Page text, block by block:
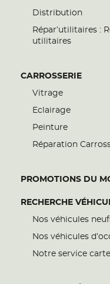
Distribution
Répar’utilitaires :
utilitaires
CARROSSERIE
Vitrage
Eclairage
Peinture
Réparation
PROMOTIONS DU
RECHERCHE
Nos véhicules
Nos véhicules
Notre service